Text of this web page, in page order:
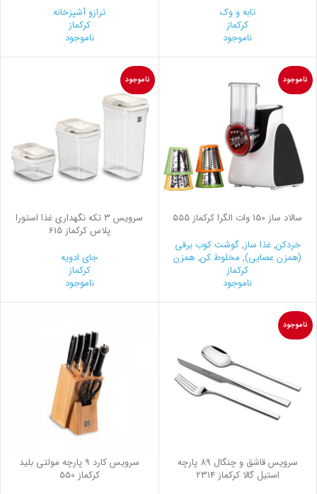
تابه و وک
کرکماز
ناموجود
ترازو آشپزخانه
کرکماز
ناموجود
ناموجود
سالاد ساز 150 وات الگرا کرکماز 555
خردکن,غذا ساز,گوشت کوب برقی
(همزن عصایی), مخلوط کن, همزن
کرکماز
ناموجود
ناموجود
سرويس 3 تكه نگهداری غذا استورا
پلاس کرکماز 615
جای ادویه
کرکماز
ناموجود
ناموجود
سرویس قاشق و چنگال 89 پارچه
استیل گالا کرکماز 2314
سرویس کارد 9 پارچه مولتی بلید
کرکماز 550